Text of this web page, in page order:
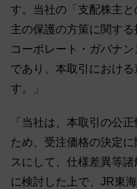
す。当社の「支配株主
主の保護の方策に関す
コーポレート・ガバナ
であり、本取引におけ
す。」
「当社は、本取引の公
ため、受注価格の決定
スにして、仕様差異等
に検討した上で、JR東